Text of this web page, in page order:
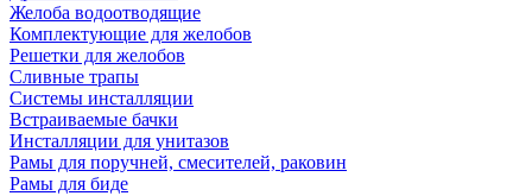
Желоба водоотводящие
Комплектующие для желобов
Решетки для желобов
Сливные трапы
Системы инсталляции
Встраиваемые бачки
Инсталляции для унитазов
Рамы для поручней, смесителей, раковин
Рамы для биде